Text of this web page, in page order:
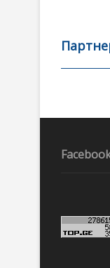
b
o
k